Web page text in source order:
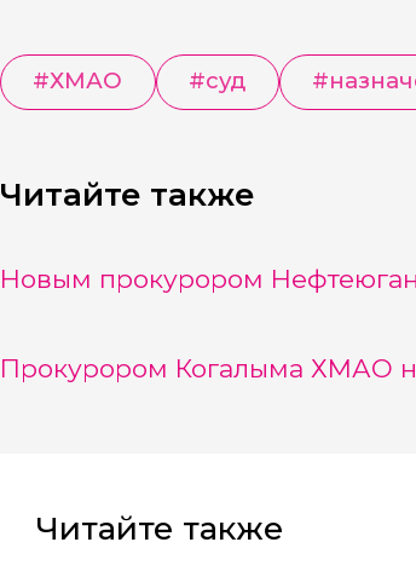
#ХМАО #суд #
Читайте также
Новым прокурором
Прокурором Когалыма ХМАО
Читайте также